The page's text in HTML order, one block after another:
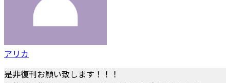
アリカ
是非復刊お願い致します！！！